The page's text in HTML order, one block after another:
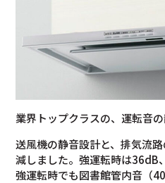
業界トップクラスの、運転音
送風機の静音設計と、排気流
減しました。強運転時は36dB
強運転時でも図書館管内音（